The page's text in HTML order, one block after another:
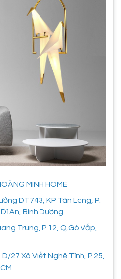
MINH HOME
DT743, KP Tân Long, P.
An, Bình Dương
Trung, P.12, Q.Gò Vấp,
27 Xô Viết Nghệ Tĩnh, P.25,